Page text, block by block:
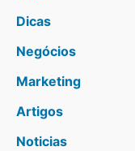
Dicas
Negócios
Marketing
Artigos
Noticias